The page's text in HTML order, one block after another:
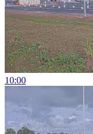
10:00